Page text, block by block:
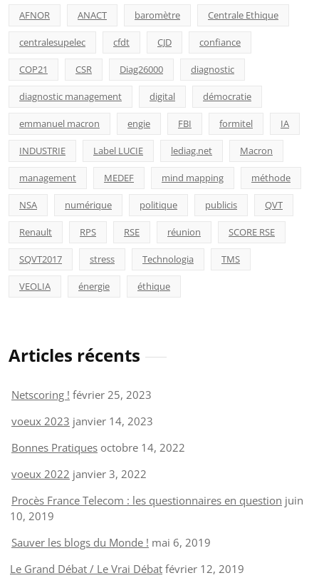
AFNOR ANACT baromètre Centrale Ethique
centralesupelec cfdt CJD confiance
COP21 CSR Diag26000 diagnostic
diagnostic management digital démocratie
emmanuel macron engie FBI formitel IA
INDUSTRIE Label LUCIE lediag.net Macron
management MEDEF mind mapping méthode
NSA numérique politique publicis QVT
Renault RPS RSE réunion SCORE RSE
SQVT2017 stress Technologia TMS
VEOLIA énergie éthique
Articles récents
Netscoring ! février 25, 2023
voeux 2023 janvier 14, 2023
Bonnes Pratiques octobre 14, 2022
voeux 2022 janvier 3, 2022
Procès France Telecom : les questionnaires en question juin
10, 2019
Sauver les blogs du Monde ! mai 6, 2019
Le Grand Débat / Le Vrai Débat février 12, 2019